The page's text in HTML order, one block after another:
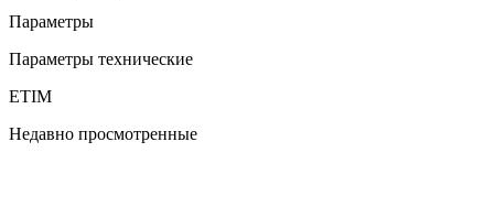
Параметры
Параметры технические
ETIM
Недавно просмотренные